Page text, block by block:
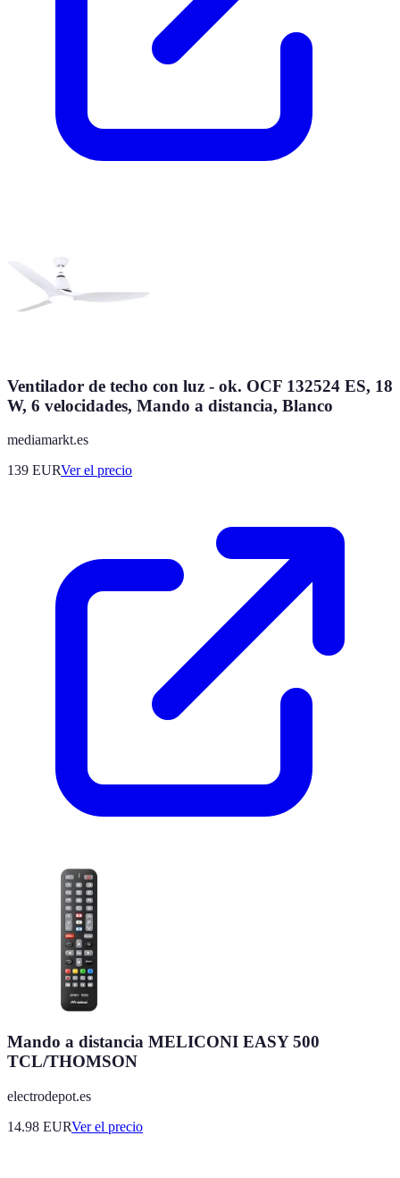
Ventilador de techo con luz - ok. OCF 132524 ES, 18
W, 6 velocidades, Mando a distancia, Blanco
mediamarkt.es
139 EURVer el precio
Mando a distancia MELICONI EASY 500
TCL/THOMSON
electrodepot.es
14.98 EURVer el precio